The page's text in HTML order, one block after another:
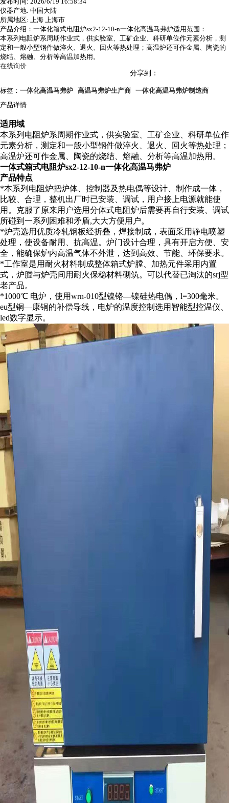
仪器产地: 中国大陆
所属地区: 上海 上海市
产品介绍：一体化箱式电阻炉sx2-12-10-n一体化高温马弗炉适用范围：
本系列电阻炉系周期作业式，供实验室、工矿企业、科研单位作元素分析，测
定和一般小型钢件做淬火、退火、回火等热处理；高温炉还可作金属、陶瓷的
烧结、熔融、分析等高温加热用。
在线询价
分享到：
标签： 一体化高温马弗炉 高温马弗炉生产商 一体化高温马弗炉制造商
产品详情
适用域
本系列电阻炉系周期作业式，供实验室、工矿企业、科研单位作
元素分析，测定和一般小型钢件做淬火、退火、回火等热处理；
高温炉还可作金属、陶瓷的烧结、熔融、分析等高温加热用。
一体式箱式电阻炉sx2-12-10-n一体化高温马弗炉
产品特点
*本系列电阻炉把炉体、控制器及热电偶等设计、制作成一体，
比较、合理，整机出厂时已安装、调试，用户接上电源就能使
用。克服了原来用户选用分体式电阻炉后需要再自行安装、调试
所碰到一系列困难和矛盾,大大方便用户。
*炉壳选用优质冷轧钢板经折叠，焊接制成，表面采用静电喷塑
处理，使设备耐用、抗高温。炉门设计合理，具有开启方便、安
全，能确保炉内高温气体不外泄，达到高效、节能、环保要求。
*工作室是用耐火材料制成整体箱式炉膛、加热元件采用内置
式，炉膛与炉壳间用耐火保稳材料砌筑。可以代替已淘汰的srj型
老产品。
*1000℃ 电炉，使用wrn-010型镍铬—镍硅热电偶，l=300毫米。
eu型铜—康铜的补偿导线，电炉的温度控制选用智能型控温仪、
led数字显示。